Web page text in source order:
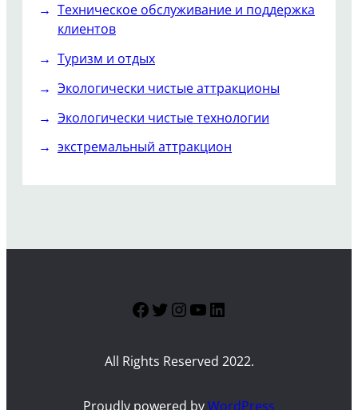
Техническое обслуживание и поддержка
клиентов
Туризм и отдых
Экологически чистые аттракционы
Экологически чистые технологии
экстремальный аттракцион
Facebook
Twitter
Instagram
YouTube
LinkedIn
All Rights Reserved 2022.
Proudly powered byWordPress